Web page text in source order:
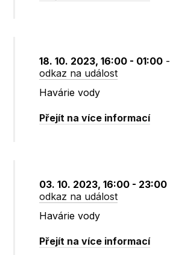
18. 10. 2023, 16:00 - 01:00 -
odkaz na událost
Havárie vody
Přejít na více informací
03. 10. 2023, 16:00 - 23:00
odkaz na událost
Havárie vody
Přejít na více informací